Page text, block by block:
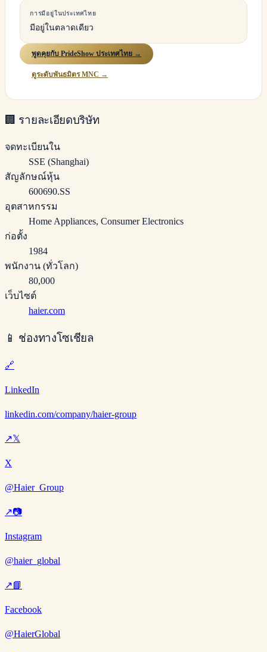
การมีอยู่ในประเทศไทย
มีอยู่ในตลาดเดียว
พูดคุยกับ PrideShow ประเทศไทย →
ดูระดับพันธมิตร MNC →
🏢 รายละเอียดบริษัท
จดทะเบียนใน
SSE (Shanghai)
สัญลักษณ์หุ้น
600690.SS
อุตสาหกรรม
Home Appliances, Consumer Electronics
ก่อตั้ง
1984
พนักงาน (ทั่วโลก)
80,000
เว็บไซต์
haier.com
📱 ช่องทางโซเชียล
🔗
LinkedIn
linkedin.com/company/haier-group
↗𝕏
X
@Haier_Group
↗📷
Instagram
@haier_global
↗📘
Facebook
@HaierGlobal